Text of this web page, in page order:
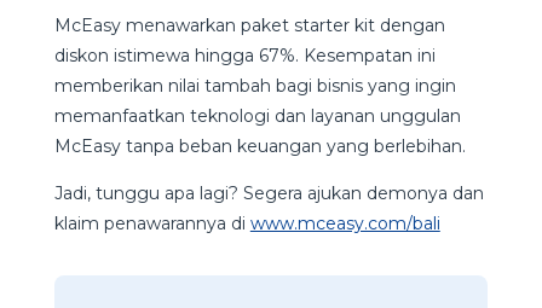
McEasy menawarkan paket starter kit dengan
diskon istimewa hingga 67%. Kesempatan ini
memberikan nilai tambah bagi bisnis yang ingin
memanfaatkan teknologi dan layanan unggulan
McEasy tanpa beban keuangan yang berlebihan.
Jadi, tunggu apa lagi? Segera ajukan demonya dan
klaim penawarannya di www.mceasy.com/bali